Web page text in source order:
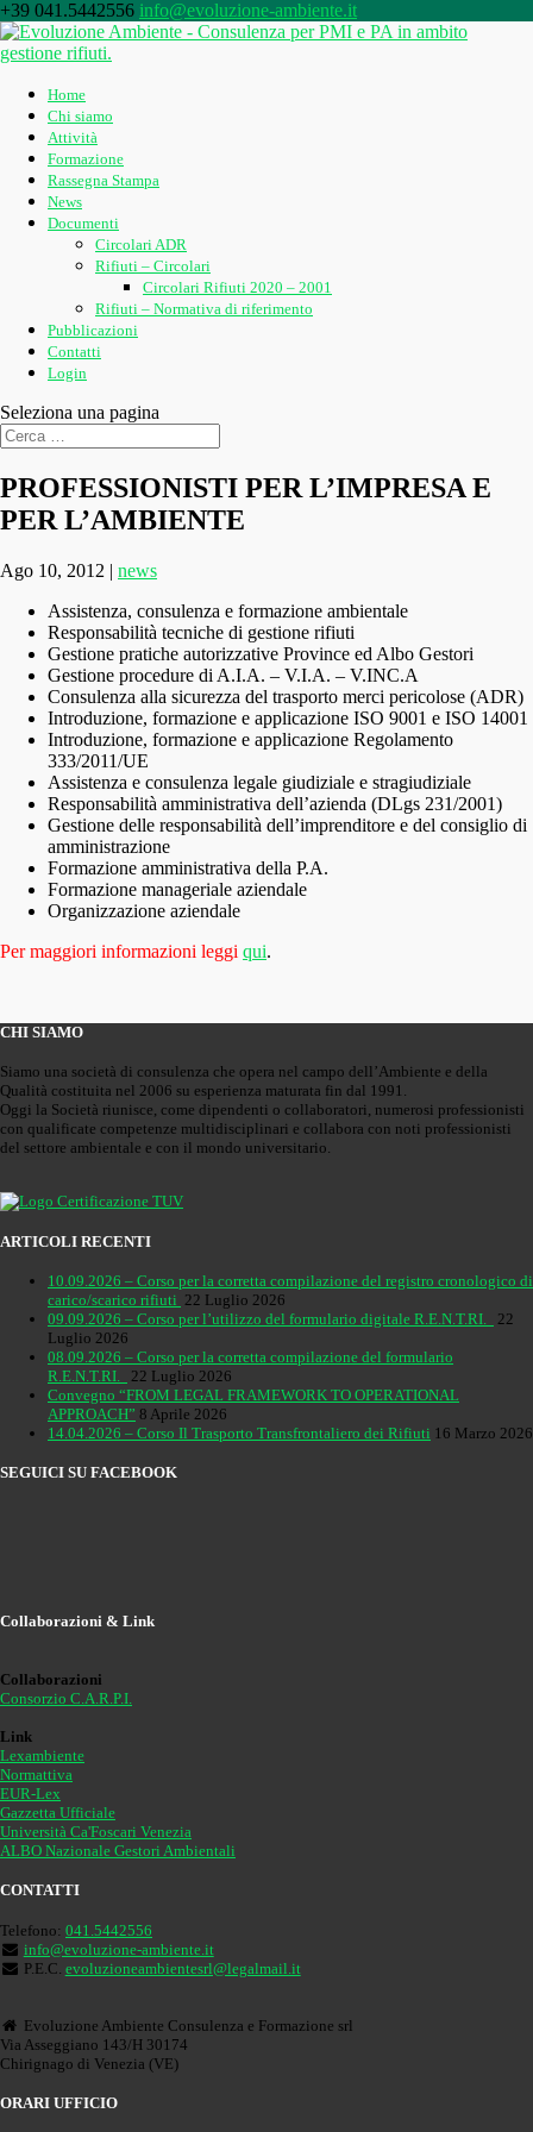
+39 041.5442556 info@evoluzione-ambiente.it
Home
Chi siamo
Attività
Formazione
Rassegna Stampa
News
Documenti
Circolari ADR
Rifiuti – Circolari
Circolari Rifiuti 2020 – 2001
Rifiuti – Normativa di riferimento
Pubblicazioni
Contatti
Login
Seleziona una pagina
PROFESSIONISTI PER L’IMPRESA E
PER L’AMBIENTE
Ago 10, 2012 | news
Assistenza, consulenza e formazione ambientale
Responsabilità tecniche di gestione rifiuti
Gestione pratiche autorizzative Province ed Albo Gestori
Gestione procedure di A.I.A. – V.I.A. – V.INC.A
Consulenza alla sicurezza del trasporto merci pericolose (ADR)
Introduzione, formazione e applicazione ISO 9001 e ISO 14001
Introduzione, formazione e applicazione Regolamento
333/2011/UE
Assistenza e consulenza legale giudiziale e stragiudiziale
Responsabilità amministrativa dell’azienda (DLgs 231/2001)
Gestione delle responsabilità dell’imprenditore e del consiglio di
amministrazione
Formazione amministrativa della P.A.
Formazione manageriale aziendale
Organizzazione aziendale
Per maggiori informazioni leggi qui.
CHI SIAMO
Siamo una società di consulenza che opera nel campo dell’Ambiente e della
Qualità costituita nel 2006 su esperienza maturata fin dal 1991.
Oggi la Società riunisce, come dipendenti o collaboratori, numerosi professionisti
con qualificate competenze multidisciplinari e collabora con noti professionisti
del settore ambientale e con il mondo universitario.
ARTICOLI RECENTI
10.09.2026 – Corso per la corretta compilazione del registro cronologico di
carico/scarico rifiuti 22 Luglio 2026
09.09.2026 – Corso per l’utilizzo del formulario digitale R.E.N.T.RI.
22
Luglio 2026
08.09.2026 – Corso per la corretta compilazione del formulario
R.E.N.T.RI.
22 Luglio 2026
Convegno “FROM LEGAL FRAMEWORK TO OPERATIONAL
APPROACH” 8 Aprile 2026
14.04.2026 – Corso Il Trasporto Transfrontaliero dei Rifiuti 16 Marzo 2026
SEGUICI SU FACEBOOK
Collaborazioni & Link
Collaborazioni
Consorzio C.A.R.P.I.
Link
Lexambiente
Normattiva
EUR-Lex
Gazzetta Ufficiale
Università Ca'Foscari Venezia
ALBO Nazionale Gestori Ambientali
CONTATTI
Telefono: 041.5442556
info@evoluzione-ambiente.it
P.E.C. evoluzioneambientesrl@legalmail.it
Evoluzione Ambiente Consulenza e Formazione srl
Via Asseggiano 143/H 30174
Chirignago di Venezia (VE)
ORARI UFFICIO